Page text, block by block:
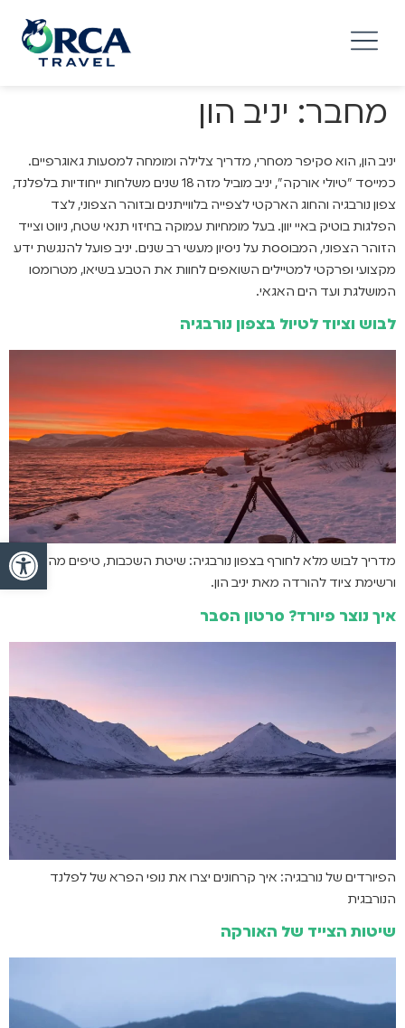
מחבר: יניב הון
יניב הון, הוא סקיפר מסחרי, מדריך צלילה ומומחה למסעות גאוגרפיים.
כמייסד "טיולי אורקה", יניב מוביל מזה 18 שנים משלחות ייחודיות בלפלנד,
צפון נורבגיה והחוג הארקטי לצפייה בלווייתנים ובזוהר הצפוני, לצד
הפלגות בוטיק באיי יוון. בעל מומחיות עמוקה בחיזוי תנאי שטח, ניווט וצייד
הזוהר הצפוני, המבוססת על ניסיון מעשי רב שנים. יניב פועל להנגשת ידע
מקצועי ופרקטי למטיילים השואפים לחוות את הטבע בשיאו, מטרומסו
המושלגת ועד הים האגאי.
לבוש וציוד לטיול בצפון נורבגיה
מדריך לבוש מלא לחורף בצפון נורבגיה: שיטת השכבות, טיפים מהשטח
ורשימת ציוד להורדה מאת יניב הון.
איך נוצר פיורד? סרטון הסבר
הפיורדים של נורבגיה: איך קרחונים יצרו את נופי הפרא של לפלנד
הנורבגית
שיטות הצייד של האורקה